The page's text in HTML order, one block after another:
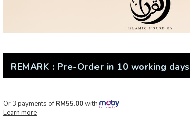
REMARK : Pre-Order in 10 working days
Or 3 payments of RM55.00with
Learn more